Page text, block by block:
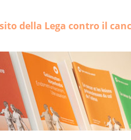
della Lega contro il